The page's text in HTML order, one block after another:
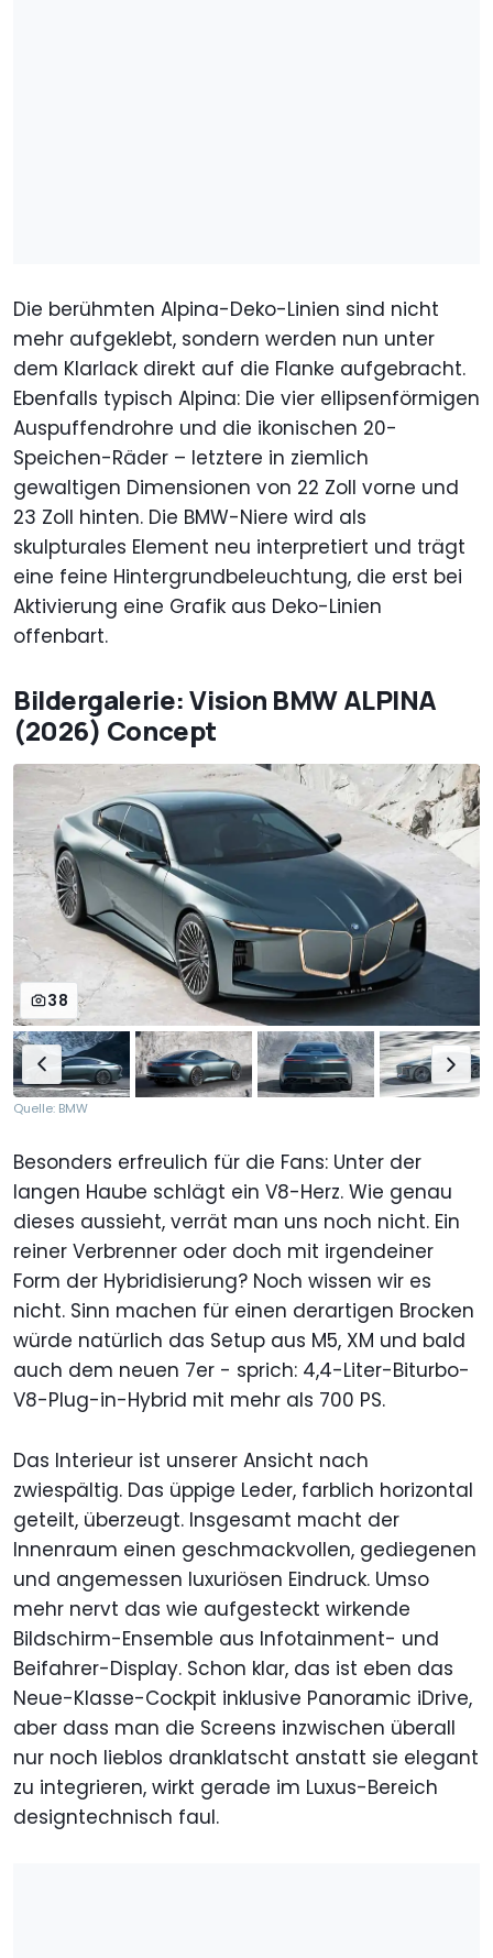
Die berühmten Alpina-Deko-Linien sind nicht
mehr aufgeklebt, sondern werden nun unter
dem Klarlack direkt auf die Flanke aufgebracht.
Ebenfalls typisch Alpina: Die vier ellipsenförmigen
Auspuffendrohre und die ikonischen 20-
Speichen-Räder – letztere in ziemlich
gewaltigen Dimensionen von 22 Zoll vorne und
23 Zoll hinten. Die BMW-Niere wird als
skulpturales Element neu interpretiert und trägt
eine feine Hintergrundbeleuchtung, die erst bei
Aktivierung eine Grafik aus Deko-Linien
offenbart.
Bildergalerie: Vision BMW ALPINA
(2026) Concept
38
Quelle: BMW
Besonders erfreulich für die Fans: Unter der
langen Haube schlägt ein V8-Herz. Wie genau
dieses aussieht, verrät man uns noch nicht. Ein
reiner Verbrenner oder doch mit irgendeiner
Form der Hybridisierung? Noch wissen wir es
nicht. Sinn machen für einen derartigen Brocken
würde natürlich das Setup aus M5, XM und bald
auch dem neuen 7er - sprich: 4,4-Liter-Biturbo-
V8-Plug-in-Hybrid mit mehr als 700 PS.
Das Interieur ist unserer Ansicht nach
zwiespältig. Das üppige Leder, farblich horizontal
geteilt, überzeugt. Insgesamt macht der
Innenraum einen geschmackvollen, gediegenen
und angemessen luxuriösen Eindruck. Umso
mehr nervt das wie aufgesteckt wirkende
Bildschirm-Ensemble aus Infotainment- und
Beifahrer-Display. Schon klar, das ist eben das
Neue-Klasse-Cockpit inklusive Panoramic iDrive,
aber dass man die Screens inzwischen überall
nur noch lieblos dranklatscht anstatt sie elegant
zu integrieren, wirkt gerade im Luxus-Bereich
designtechnisch faul.